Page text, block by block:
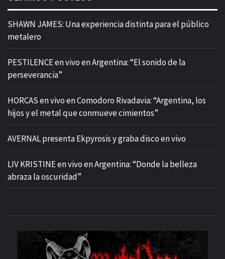
SHAWN JAMES: Una experiencia distinta para el público
metalero
PESTILENCE en vivo en Argentina: “El sonido de la
perseverancia”
HORCAS en vivo en Comodoro Rivadavia: “Argentina, los
hijos y el metal que conmueve cimientos”
AVERNAL presenta Ekpyrosis y graba disco en vivo
LIV KRISTINE en vivo en Argentina: “Donde la belleza
abraza la oscuridad”